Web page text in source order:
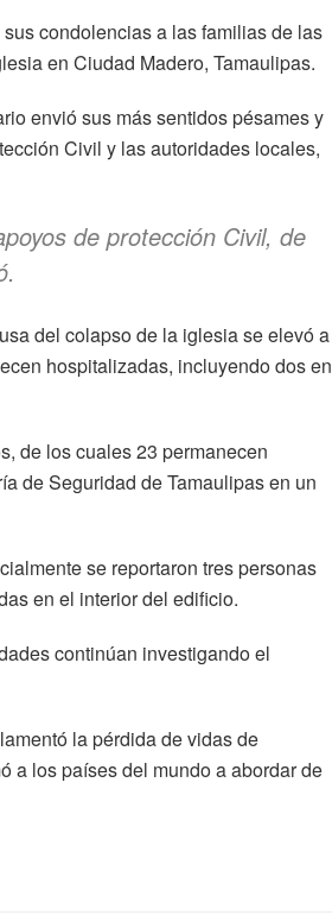
condolencias a las familias de las
en Ciudad Madero, Tamaulipas.
envió sus más sentidos pésames y
Civil y las autoridades locales,
de protección Civil, de
del colapso de la iglesia se elevó a
hospitalizadas, incluyendo dos en
de los cuales 23 permanecen
de Seguridad de Tamaulipas en un
se reportaron tres personas
en el interior del edificio.
continúan investigando el
la pérdida de vidas de
a los países del mundo a abordar de